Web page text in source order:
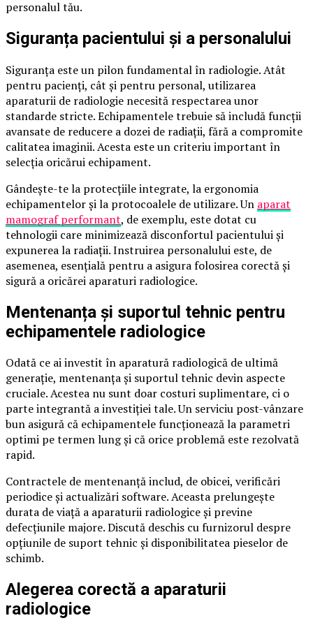
personalul tău.
Siguranța pacientului și a personalului
Siguranța este un pilon fundamental în radiologie. Atât
pentru pacienți, cât și pentru personal, utilizarea
aparaturii de radiologie necesită respectarea unor
standarde stricte. Echipamentele trebuie să includă funcții
avansate de reducere a dozei de radiații, fără a compromite
calitatea imaginii. Acesta este un criteriu important în
selecția oricărui echipament.
Gândește-te la protecțiile integrate, la ergonomia
echipamentelor și la protocoalele de utilizare. Un aparat
mamograf performant, de exemplu, este dotat cu
tehnologii care minimizează disconfortul pacientului și
expunerea la radiații. Instruirea personalului este, de
asemenea, esențială pentru a asigura folosirea corectă și
sigură a oricărei aparaturi radiologice.
Mentenanța și suportul tehnic pentru
echipamentele radiologice
Odată ce ai investit în aparatură radiologică de ultimă
generație, mentenanța și suportul tehnic devin aspecte
cruciale. Acestea nu sunt doar costuri suplimentare, ci o
parte integrantă a investiției tale. Un serviciu post-vânzare
bun asigură că echipamentele funcționează la parametri
optimi pe termen lung și că orice problemă este rezolvată
rapid.
Contractele de mentenanță includ, de obicei, verificări
periodice și actualizări software. Aceasta prelungește
durata de viață a aparaturii radiologice și previne
defecțiunile majore. Discută deschis cu furnizorul despre
opțiunile de suport tehnic și disponibilitatea pieselor de
schimb.
Alegerea corectă a aparaturii
radiologice